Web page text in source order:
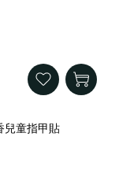
兒童指甲貼